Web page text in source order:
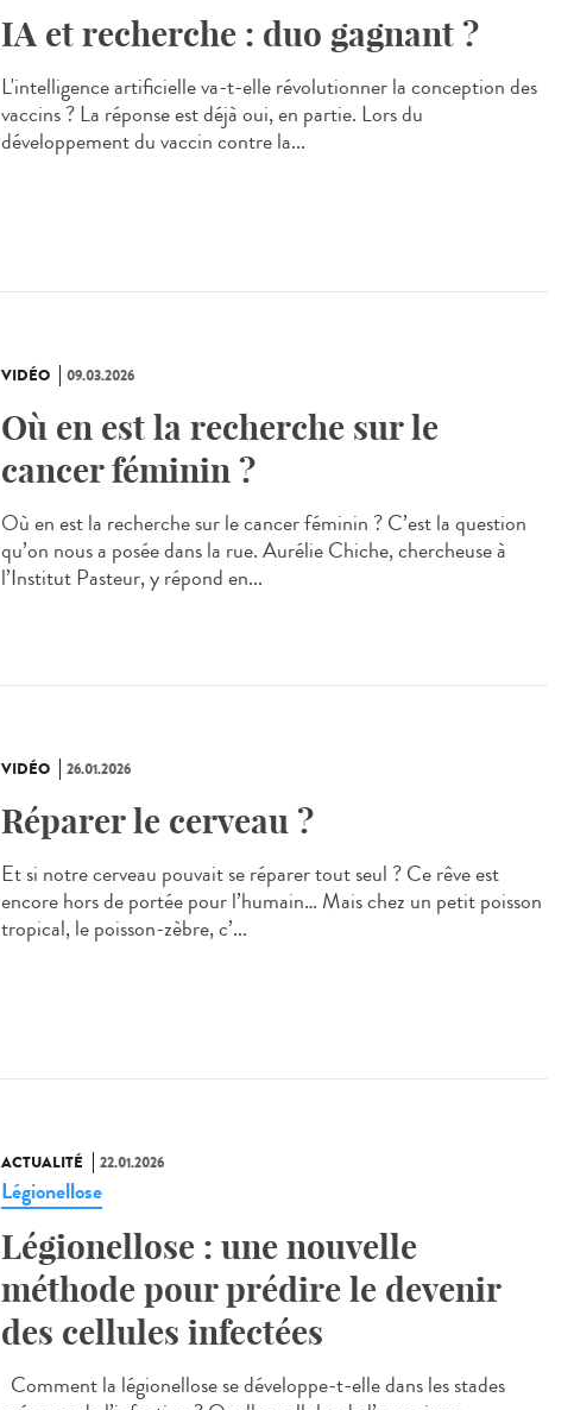
IA et recherche : duo gagnant ?
L'intelligence artificielle va-t-elle révolutionner la conception des
vaccins ? La réponse est déjà oui, en partie. Lors du
développement du vaccin contre la...
VIDÉO 09.03.2026
Où en est la recherche sur le
cancer féminin ?
Où en est la recherche sur le cancer féminin ? C’est la question
qu’on nous a posée dans la rue. Aurélie Chiche, chercheuse à
l’Institut Pasteur, y répond en...
VIDÉO 26.01.2026
Réparer le cerveau ?
Et si notre cerveau pouvait se réparer tout seul ? Ce rêve est
encore hors de portée pour l’humain… Mais chez un petit poisson
tropical, le poisson‑zèbre, c’...
ACTUALITÉ 22.01.2026
Légionellose
Légionellose : une nouvelle
méthode pour prédire le devenir
des cellules infectées
Comment la légionellose se développe-t-elle dans les stades